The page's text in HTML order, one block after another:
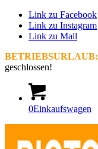
Link zu Facebook
Link zu Instagram
Link zu Mail
BETRIEBSURLAUB:
geschlossen!
0Einkaufswagen